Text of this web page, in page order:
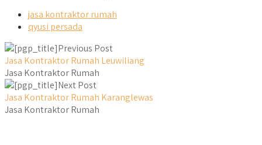
jasa kontraktor rumah
qyusi persada
Previous Post
Jasa Kontraktor Rumah Leuwiliang
Jasa Kontraktor Rumah
Next Post
Jasa Kontraktor Rumah Karanglewas
Jasa Kontraktor Rumah